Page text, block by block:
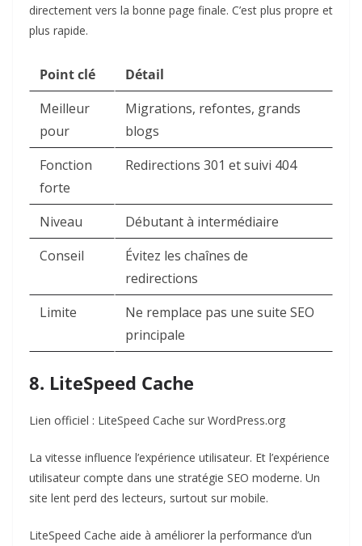
directement vers la bonne page finale. C’est plus propre et
plus rapide.
Point clé
Détail
Meilleur
pour
Migrations, refontes, grands
blogs
Fonction
forte
Redirections 301 et suivi 404
Niveau
Débutant à intermédiaire
Conseil
Évitez les chaînes de
redirections
Limite
Ne remplace pas une suite SEO
principale
8. LiteSpeed Cache
Lien officiel : LiteSpeed Cache sur WordPress.org
La vitesse influence l’expérience utilisateur. Et l’expérience
utilisateur compte dans une stratégie SEO moderne. Un
site lent perd des lecteurs, surtout sur mobile.
LiteSpeed Cache aide à améliorer la performance d’un